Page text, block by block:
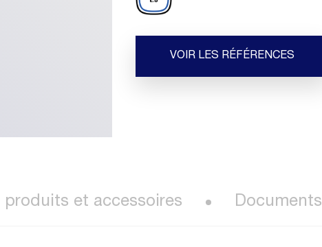
VOIR LES RÉFÉRENCES
produits et accessoires Documents